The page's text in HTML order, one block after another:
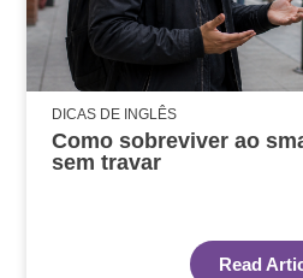
DICAS DE INGLÊS
Como sobreviver ao
sem travar
Read